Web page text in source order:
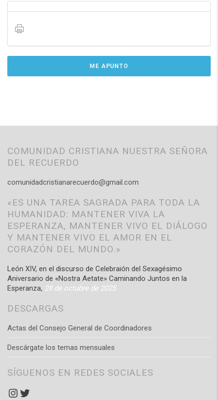
ME APUNTO
COMUNIDAD CRISTIANA NUESTRA SEÑORA
DEL RECUERDO
comunidadcristianarecuerdo@gmail.com
«ES UNA TAREA SAGRADA PARA TODA LA
HUMANIDAD: MANTENER VIVA LA
ESPERANZA, MANTENER VIVO EL DIÁLOGO
Y MANTENER VIVO EL AMOR EN EL
CORAZÓN DEL MUNDO.»
León XIV, en el discurso de Celebraión del Sexagésimo
Aniversario de «Nostra Aetate» Caminando Juntos en la
Esperanza, 28 de octubre de 2025
DESCARGAS
Actas del Consejo General de Coordinadores
Descárgate los temas mensuales
SÍGUENOS EN REDES SOCIALES
Instagram
Twitter